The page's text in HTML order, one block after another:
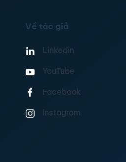
Về tác giả
Linkedin
YouTube
Facebook
Instagram